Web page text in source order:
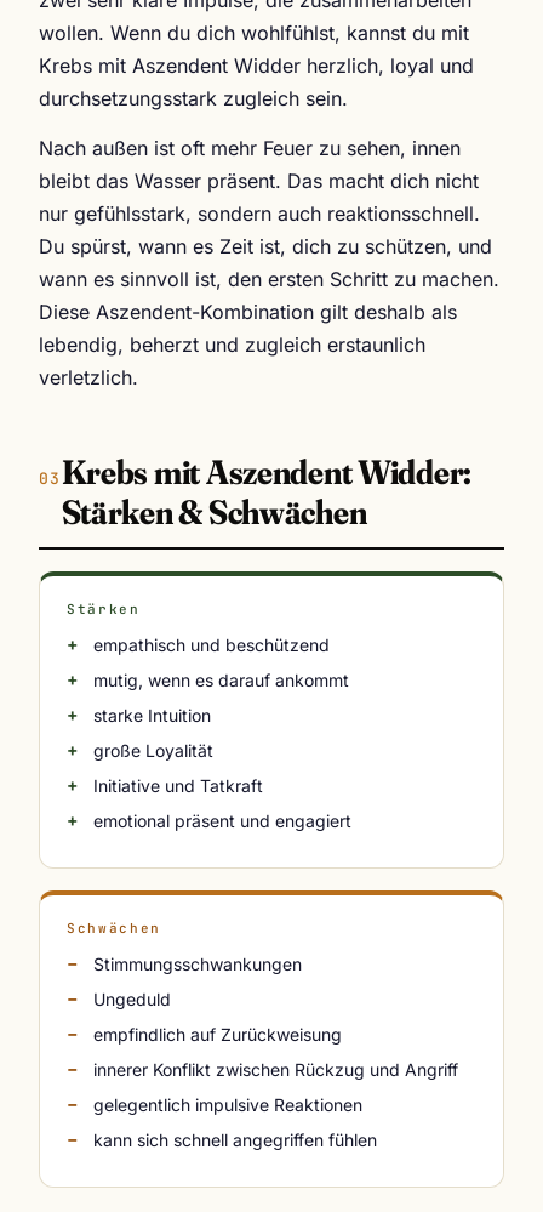
wollen. Wenn du dich wohlfühlst, kannst du mit
Krebs mit Aszendent Widder herzlich, loyal und
durchsetzungsstark zugleich sein.
Nach außen ist oft mehr Feuer zu sehen, innen
bleibt das Wasser präsent. Das macht dich nicht
nur gefühlsstark, sondern auch reaktionsschnell.
Du spürst, wann es Zeit ist, dich zu schützen, und
wann es sinnvoll ist, den ersten Schritt zu machen.
Diese Aszendent-Kombination gilt deshalb als
lebendig, beherzt und zugleich erstaunlich
verletzlich.
Krebs mit Aszendent Widder:
Stärken & Schwächen
Stärken
empathisch und beschützend
mutig, wenn es darauf ankommt
starke Intuition
große Loyalität
Initiative und Tatkraft
emotional präsent und engagiert
Schwächen
Stimmungsschwankungen
Ungeduld
empfindlich auf Zurückweisung
innerer Konflikt zwischen Rückzug und Angriff
gelegentlich impulsive Reaktionen
kann sich schnell angegriffen fühlen